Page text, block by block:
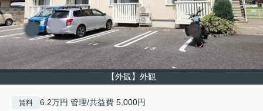
【外観】外観
賃料 6.2万円 管理/共益費 5,000円